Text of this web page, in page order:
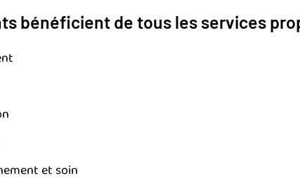
bénéficient de tous les services
et soin